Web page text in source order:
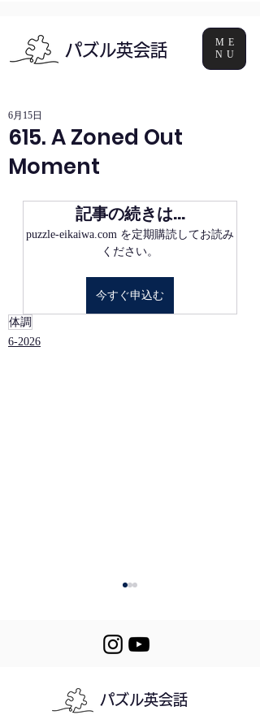
パズル英会話
ME
NU
615. A Zoned Out
Moment
6月15日
記事の続きは…
puzzle-eikaiwa.com を定期購読してお読み
ください。
今すぐ申込む
体調
6-2026
Mini Stories (617-
パズル英会話